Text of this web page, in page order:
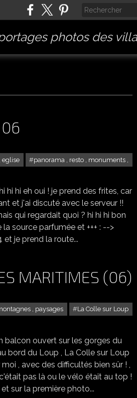
photos des
eglise panorama , resto , monuments ,
DE GOURDON DANS LE 06
hi hi eh oui ! je prend des frites, car
et j'ai discuté avec le serveur !!
qui regardait quoi ? hi hi hi bon
source parfumée et +++ : -->
je prend la route...
MARITIMES (06)
, paysages La Colle sur Loup
LES ALPES MARITIMES (06)
balcon ouvert sur les gorges du
bord du Loup , La Colle sur Loup
, avec des difficultés bien sûr ! ,
pas là ou le vélo était au top !
sur la première photo...